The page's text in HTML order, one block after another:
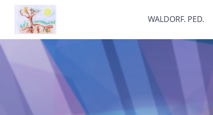
WALDORF. PED.